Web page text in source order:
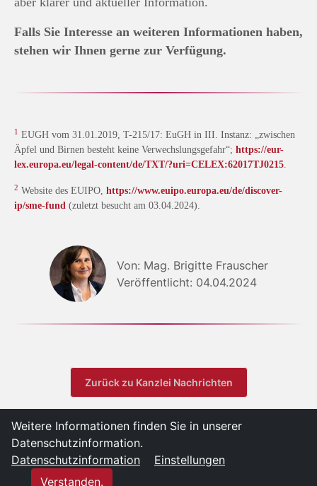
Falls Sie Interesse an weiteren Informationen haben,
stehen wir Ihnen gerne zur Verfügung.
1 EUGH vom 31.01.2019, T-215/17: EuGH in III. Instanz: „zwischen
Äpfel und Birnen besteht keine Verwechslungsgefahr“; https://eur-
lex.europa.eu/legal-content/de/TXT/?uri=CELEX:62017TJ0215.
2 Website des EUIPO, https://www.euipo.europa.eu/de/discover-
ip/sme-fund (zuletzt besucht am 03.04.2024).
Von: Mag. Brigitte Frauscher
Veröffentlicht: 04.04.2024
Zurück zu Kanzlei Nachrichten
Weitere Informationen finden Sie in unserer
Datenschutzinformation.
Datenschutzinformation
Einstellungen
Verstanden.